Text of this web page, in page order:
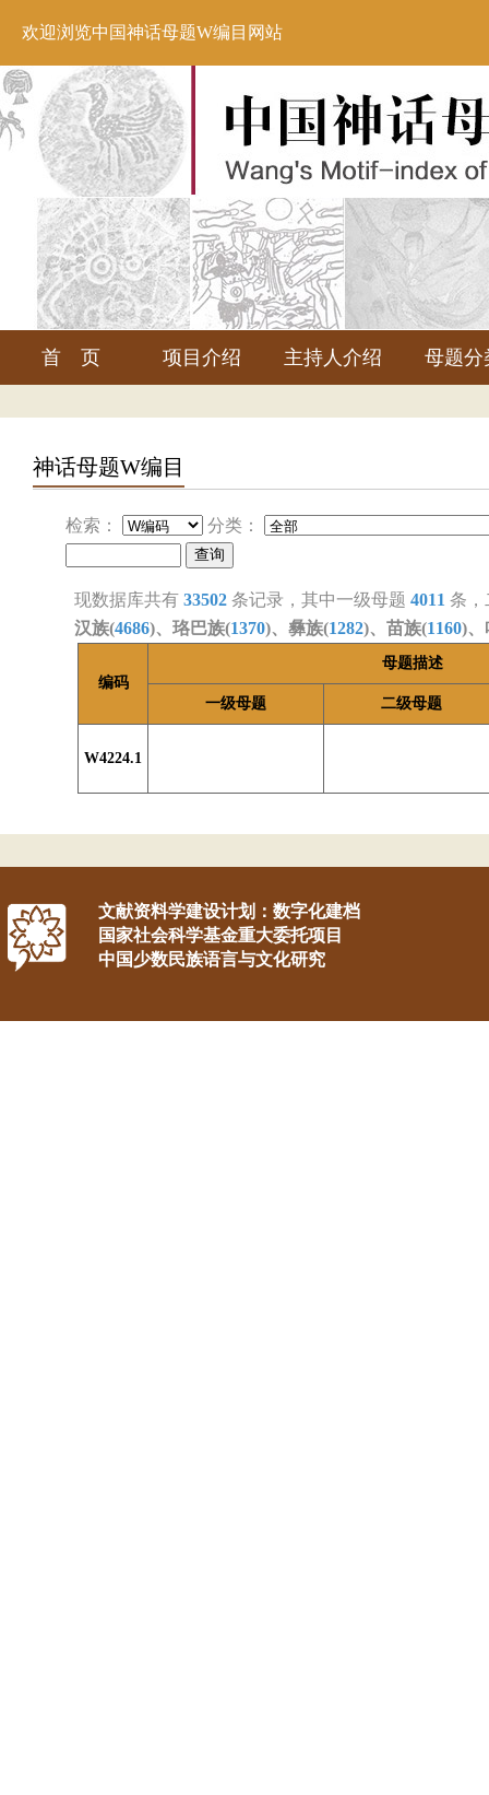
欢迎浏览中国神话母题W编目网站
首 页 项目介绍 主持人介绍 母题分
神话母题W编目
检索： 分类：
现数据库共有 33502 条记录，其中一级母题 4011 条
汉族(4686)、珞巴族(1370)、彝族(1282)、苗族(1160)、
编码
母题描述
一级母题 二级母题
W4224.1
文献资料学建设计划：数字化建档
国家社会科学基金重大委托项目
中国少数民族语言与文化研究